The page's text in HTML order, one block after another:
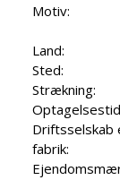
Motiv:
Land:
Sted:
Strækning:
Driftsselskab
fabrik: